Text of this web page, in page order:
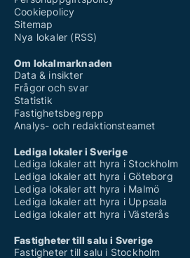
Cookiepolicy
Sitemap
Nya lokaler (RSS)
Om lokalmarknaden
Data & insikter
Frågor och svar
Statistik
Fastighetsbegrepp
Analys- och redaktionsteamet
Lediga lokaler i Sverige
Lediga lokaler att hyra i Stockholm
Lediga lokaler att hyra i Göteborg
Lediga lokaler att hyra i Malmö
Lediga lokaler att hyra i Uppsala
Lediga lokaler att hyra i Västerås
Fastigheter till salu i Sverige
Fastigheter till salu i Stockholm